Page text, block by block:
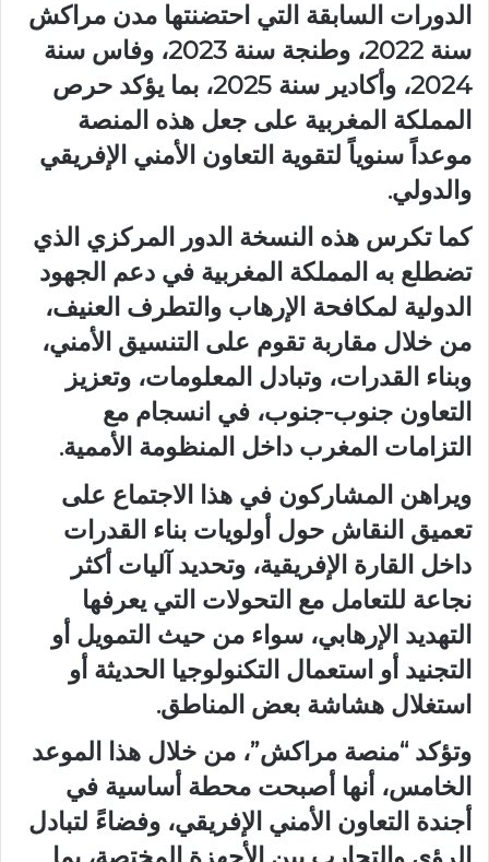
الدورات السابقة التي احتضنتها مدن مراكش
سنة 2022، وطنجة سنة 2023، وفاس سنة
2024، وأكادير سنة 2025، بما يؤكد حرص
المملكة المغربية على جعل هذه المنصة
موعداً سنوياً لتقوية التعاون الأمني الإفريقي
والدولي.
كما تكرس هذه النسخة الدور المركزي الذي
تضطلع به المملكة المغربية في دعم الجهود
الدولية لمكافحة الإرهاب والتطرف العنيف،
من خلال مقاربة تقوم على التنسيق الأمني،
وبناء القدرات، وتبادل المعلومات، وتعزيز
التعاون جنوب-جنوب، في انسجام مع
التزامات المغرب داخل المنظومة الأممية.
ويراهن المشاركون في هذا الاجتماع على
تعميق النقاش حول أولويات بناء القدرات
داخل القارة الإفريقية، وتحديد آليات أكثر
نجاعة للتعامل مع التحولات التي يعرفها
التهديد الإرهابي، سواء من حيث التمويل أو
التجنيد أو استعمال التكنولوجيا الحديثة أو
استغلال هشاشة بعض المناطق.
وتؤكد “منصة مراكش”، من خلال هذا الموعد
الخامس، أنها أصبحت محطة أساسية في
أجندة التعاون الأمني الإفريقي، وفضاءً لتبادل